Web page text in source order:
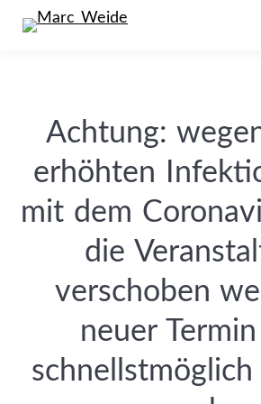
Achtung:
erhöhten
mit dem
die
verschoben
neuer